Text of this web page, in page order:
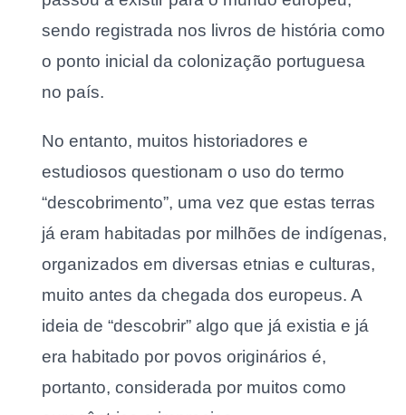
sendo registrada nos livros de história como
o ponto inicial da colonização portuguesa
no país.
No entanto, muitos historiadores e
estudiosos questionam o uso do termo
“descobrimento”, uma vez que estas terras
já eram habitadas por milhões de indígenas,
organizados em diversas etnias e culturas,
muito antes da chegada dos europeus. A
ideia de “descobrir” algo que já existia e já
era habitado por povos originários é,
portanto, considerada por muitos como